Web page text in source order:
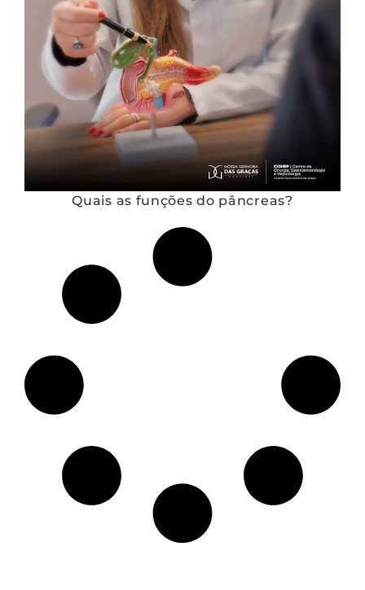
Quais as funções do pâncreas?